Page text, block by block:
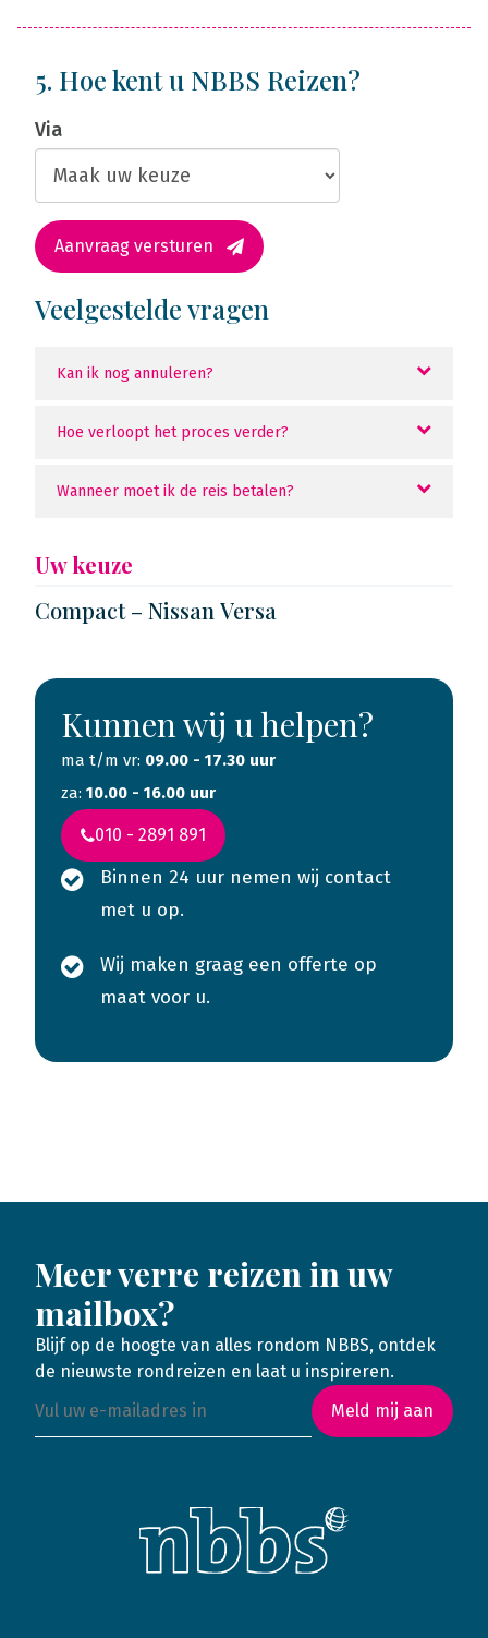
5. Hoe kent u NBBS Reizen?
Via
Aanvraag versturen
Veelgestelde vragen
Kan ik nog annuleren?
Hoe verloopt het proces verder?
Wanneer moet ik de reis betalen?
Uw keuze
Compact – Nissan Versa
Kunnen wij u helpen?
ma t/m vr: 09.00 - 17.30 uur
za: 10.00 - 16.00 uur
010 - 2891 891
Binnen 24 uur nemen wij contact
met u op.
Wij maken graag een offerte op
maat voor u.
Meer verre reizen in uw
mailbox?
Blijf op de hoogte van alles rondom NBBS, ontdek
de nieuwste rondreizen en laat u inspireren.
Meld mij aan